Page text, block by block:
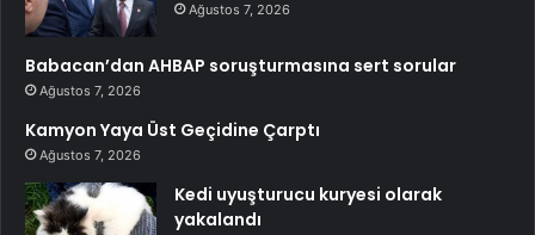
Ağustos 7, 2026
Babacan’dan AHBAP soruşturmasına sert sorular
Ağustos 7, 2026
Kamyon Yaya Üst Geçidine Çarptı
Ağustos 7, 2026
Kedi uyuşturucu kuryesi olarak
yakalandı